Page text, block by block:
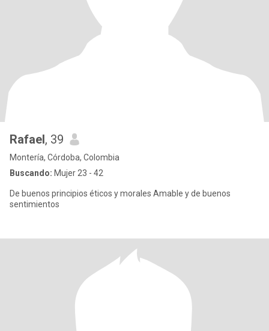
Rafael, 39
Montería, Córdoba, Colombia
Buscando: Mujer 23 - 42
De buenos principios éticos y morales Amable y de buenos
sentimientos